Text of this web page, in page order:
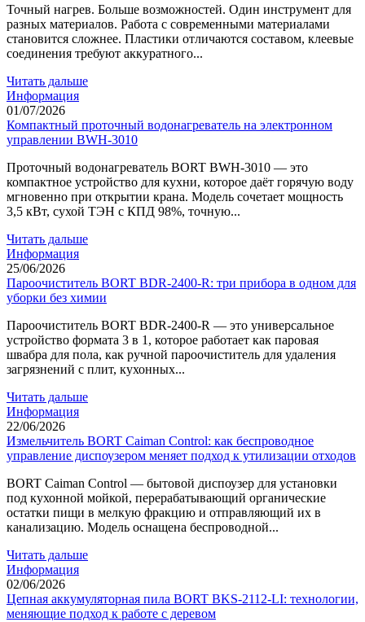
Точный нагрев. Больше возможностей. Один инструмент для
разных материалов. Работа с современными материалами
становится сложнее. Пластики отличаются составом, клеевые
соединения требуют аккуратного...
Читать дальше
Информация
01/07/2026
Компактный проточный водонагреватель на электронном
управлении BWH-3010
Проточный водонагреватель BORT BWH-3010 — это
компактное устройство для кухни, которое даёт горячую воду
мгновенно при открытии крана. Модель сочетает мощность
3,5 кВт, сухой ТЭН с КПД 98%, точную...
Читать дальше
Информация
25/06/2026
Пароочиститель BORT BDR-2400-R: три прибора в одном для
уборки без химии
Пароочиститель BORT BDR-2400-R — это универсальное
устройство формата 3 в 1, которое работает как паровая
швабра для пола, как ручной пароочиститель для удаления
загрязнений с плит, кухонных...
Читать дальше
Информация
22/06/2026
Измельчитель BORT Caiman Control: как беспроводное
управление диспоузером меняет подход к утилизации отходов
BORT Caiman Control — бытовой диспоузер для установки
под кухонной мойкой, перерабатывающий органические
остатки пищи в мелкую фракцию и отправляющий их в
канализацию. Модель оснащена беспроводной...
Читать дальше
Информация
02/06/2026
Цепная аккумуляторная пила BORT BKS-2112-LI: технологии,
меняющие подход к работе с деревом